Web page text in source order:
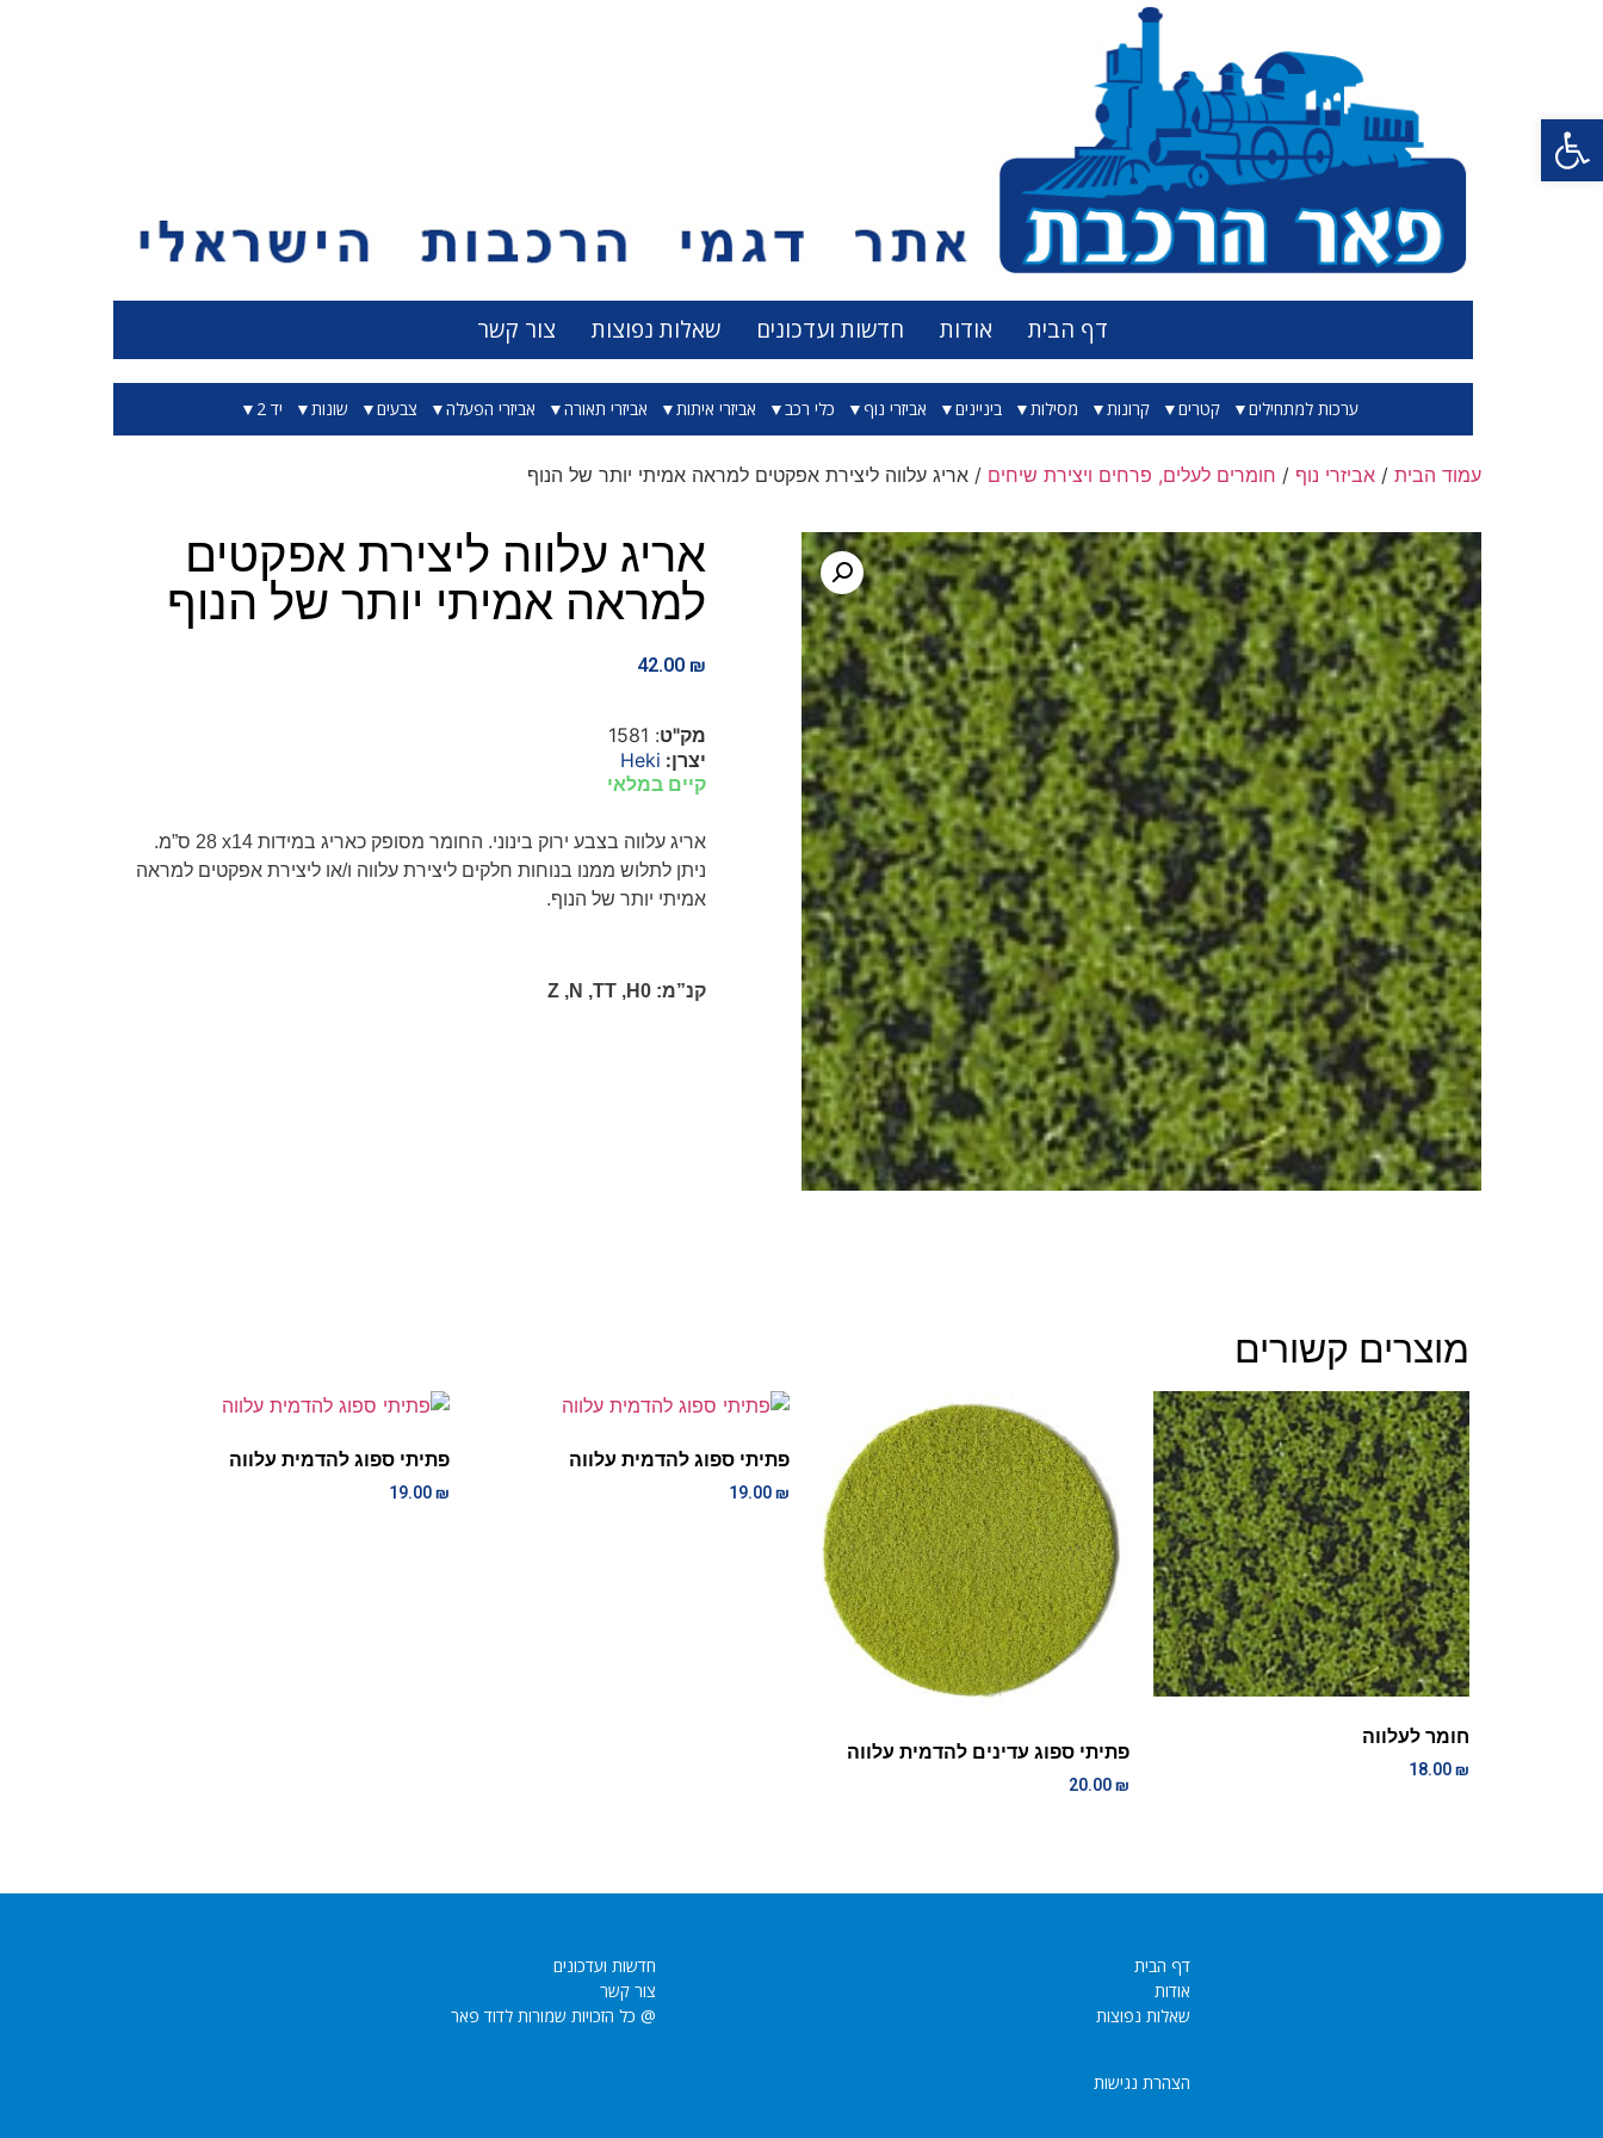
פתח סרגל נגישות
דף הבית אודות חדשות ועדכונים שאלות נפוצות צור קשר
ערכות למתחילים קטרים קרונות מסילות ביניינים אביזרי נוף כלי רכב אביזרי איתות אביזרי תאורה אביזרי הפעלה צבעים שונות יד 2
עמוד הבית / אביזרי נוף / חומרים לעלים, פרחים ויצירת שיחים / אריג עלווה ליצירת אפקטים למראה אמיתי יותר של הנוף
אריג עלווה ליצירת אפקטים
למראה אמיתי יותר של הנוף
42.00 ₪
מק"ט: 1581
יצרן: Heki
קיים במלאי
אריג עלווה בצבע ירוק בינוני. החומר מסופק כאריג במידות 28 x14 ס”מ.
ניתן לתלוש ממנו בנוחות חלקים ליצירת עלווה ו/או ליצירת אפקטים למראה
אמיתי יותר של הנוף.
קנ”מ: H0
,
TT
,
N
,
Z
מוצרים קשורים
חומר לעלווה
18.00₪
פתיתי ספוג עדינים להדמית עלווה
20.00₪
פתיתי ספוג להדמית עלווה
19.00₪
פתיתי ספוג להדמית עלווה
19.00₪
דף הבית
אודות
שאלות נפוצות
הצהרת נגישות
חדשות ועדכונים
צור קשר
@ כל הזכויות שמורות לדוד פאר